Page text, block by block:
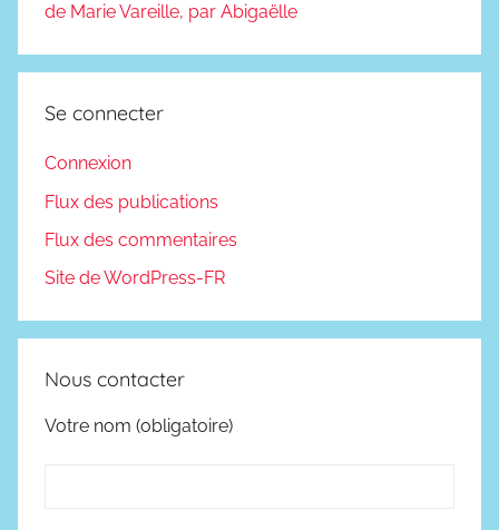
de Marie Vareille, par Abigaëlle
Se connecter
Connexion
Flux des publications
Flux des commentaires
Site de WordPress-FR
Nous contacter
Votre nom (obligatoire)